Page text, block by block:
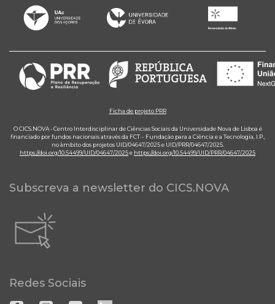
Ficha de projeto PRR
O CICS.NOVA - Centro Interdisciplinar de Ciências Sociais da Universidade Nova de Lisboa é
financiado por fundos nacionais através da FCT – Fundação para a Ciência e a Tecnologia, I.P.,
no âmbito dos projetos UID/04647/2025 e UID/PRR/04647/2025.
https://doi.org/10.54499/UID/04647/2025e https://doi.org/10.54499/UID/PRR/04647/2025
Subscreva a newsletter do CICS.NOVA
Redes Sociais